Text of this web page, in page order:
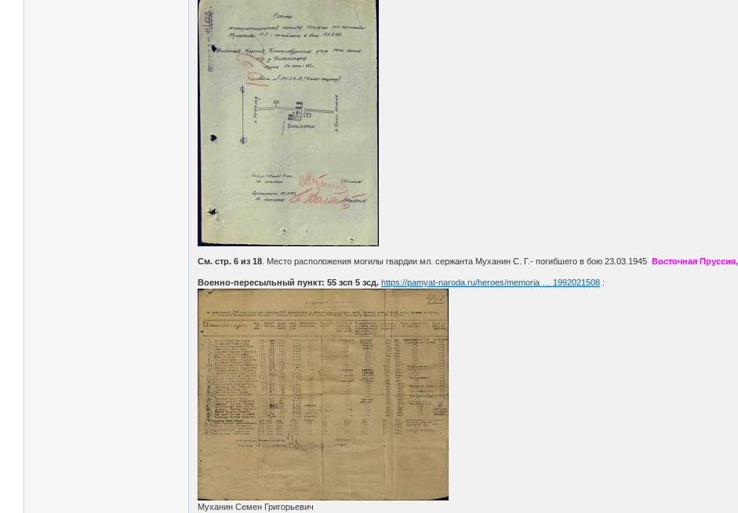
См. стр. 6 из 18 . Место расположения могилы гвардии мл. сержанта Муханин С. Г.- погибшего в бою 23.03.1945Восточная
Военно-пересыльный пункт: 55 зсп 5 зсд. https://pamyat-naroda.ru/heroes/memoria … 1992021508 :
Муханин Семен Григорьевич